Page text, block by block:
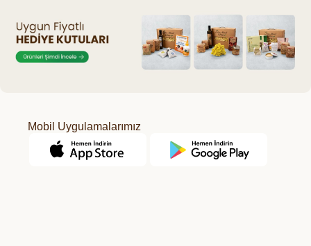
Mobil Uygulamalarımız